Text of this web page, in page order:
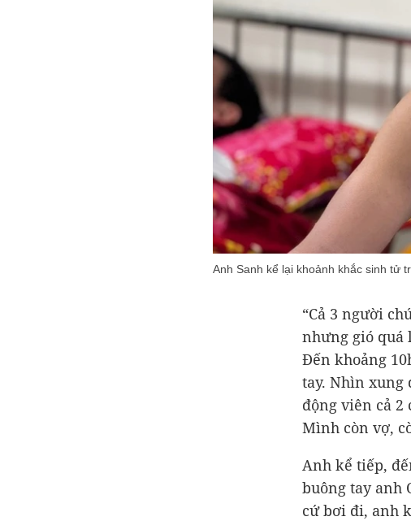
Anh Sanh kể lại khoảnh khắc sinh tử
“Cả 3 người
nhưng gió quá
Đến khoảng
tay. Nhìn xung
động viên cả 2
Mình còn vợ,
Anh kể tiếp,
buông tay anh
cứ bơi đi, anh